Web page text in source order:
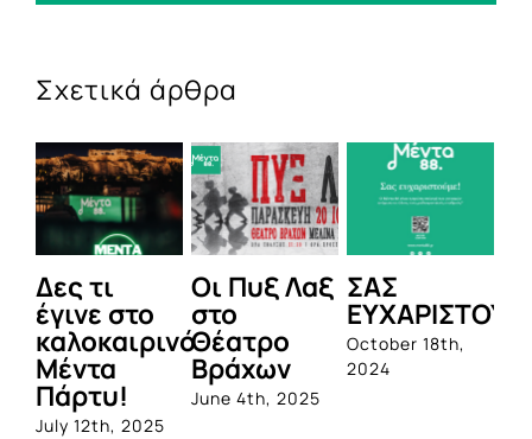
Σχετικά άρθρα
Δες τι
έγινε στο
καλοκαιρινό
Μέντα
Πάρτυ!
July 12th, 2025
Οι Πυξ Λαξ
στο
Θέατρο
Βράχων
June 4th, 2025
ΣΑΣ
October 18th,
2024